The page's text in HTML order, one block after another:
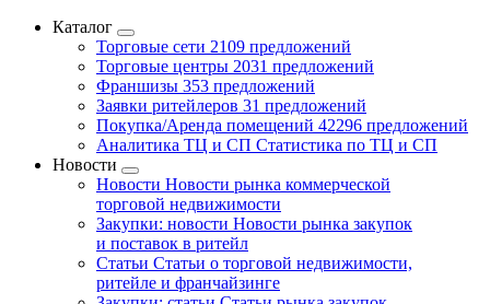
Каталог
Торговые сети 2109 предложений
Торговые центры 2031 предложений
Франшизы 353 предложений
Заявки ритейлеров 31 предложений
Покупка/Аренда помещений 42296 предложений
Аналитика ТЦ и СП Статистика по ТЦ и СП
Новости
Новости Новости рынка коммерческой
торговой недвижимости
Закупки: новости Новости рынка закупок
и поставок в ритейл
Статьи Статьи о торговой недвижимости,
ритейле и франчайзинге